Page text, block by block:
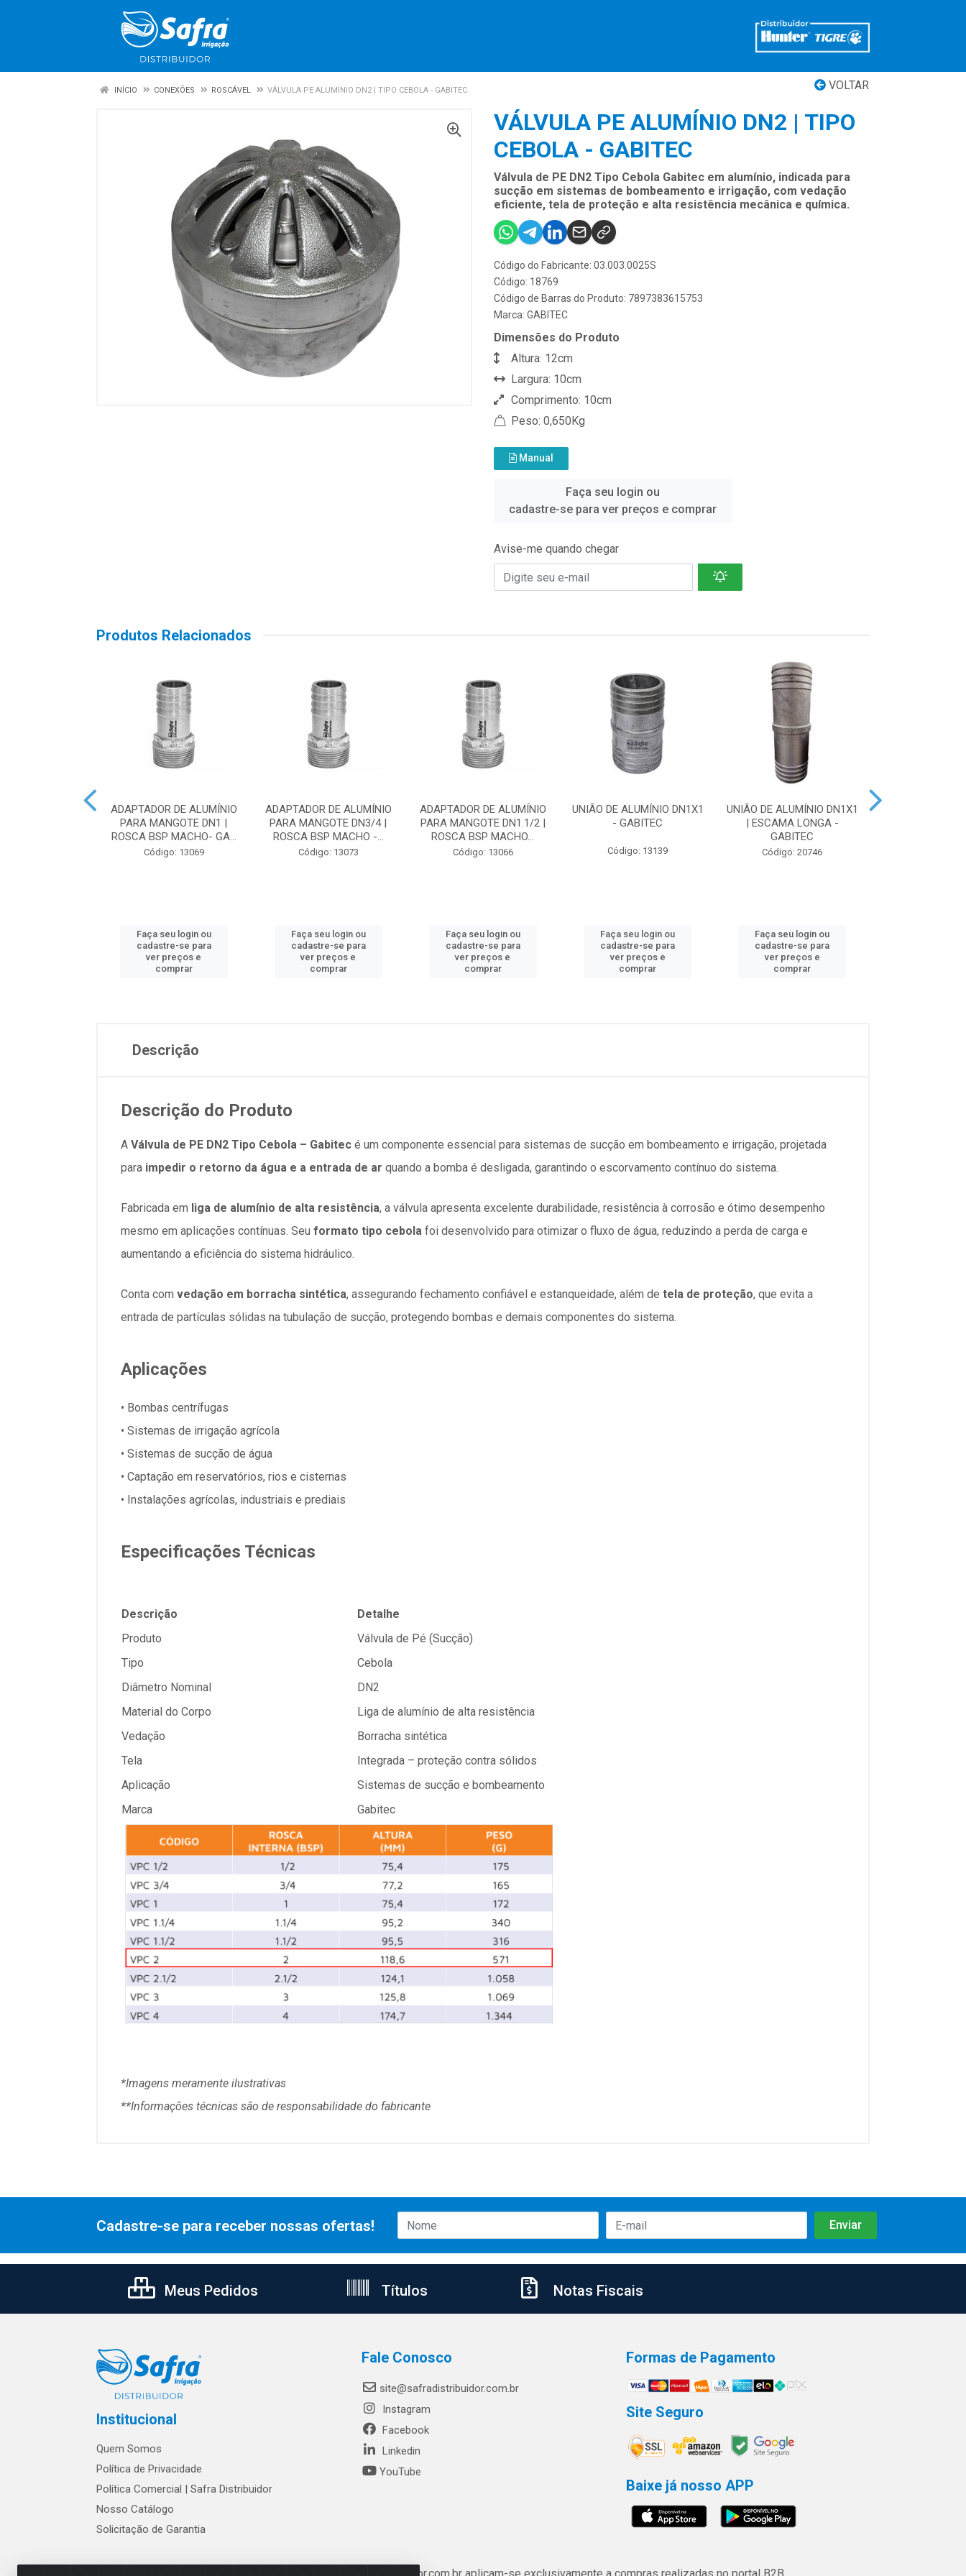
VOLTAR
INÍCIO CONEXÕES ROSCÁVEL VÁLVULA PE ALUMÍNIO DN2 | TIPO CEBOLA - GABITEC
VÁLVULA PE ALUMÍNIO DN2 | TIPO
CEBOLA - GABITEC
Válvula de PE DN2 Tipo Cebola Gabitec em alumínio, indicada para
sucção em sistemas de bombeamento e irrigação, com vedação
eficiente, tela de proteção e alta resistência mecânica e química.
Código do Fabricante: 03.003.0025S
Código: 18769
Código de Barras do Produto: 7897383615753
Marca: GABITEC
Dimensões do Produto
Altura: 12cm
Largura: 10cm
Comprimento: 10cm
Peso: 0,650Kg
Manual
Faça seu login ou
cadastre-se para ver preços e comprar
Avise-me quando chegar
Produtos Relacionados
ADAPTADOR DE ALUMÍNIO
PARA MANGOTE DN1 |
ROSCA BSP MACHO- GA...
Código: 13069
Faça seu login ou
cadastre-se para
ver preços e
comprar
ADAPTADOR DE ALUMÍNIO
PARA MANGOTE DN3/4 |
ROSCA BSP MACHO -...
Código: 13073
Faça seu login ou
cadastre-se para
ver preços e
comprar
ADAPTADOR DE ALUMÍNIO
PARA MANGOTE DN1.1/2 |
ROSCA BSP MACHO...
Código: 13066
Faça seu login ou
cadastre-se para
ver preços e
comprar
UNIÃO DE ALUMÍNIO DN1X1
- GABITEC
Código: 13139
Faça seu login ou
cadastre-se para
ver preços e
comprar
UNIÃO DE ALUMÍNIO DN1X1
| ESCAMA LONGA -
GABITEC
Código: 20746
Faça seu login ou
cadastre-se para
ver preços e
comprar
Descrição
Descrição do Produto
A Válvula de PE DN2 Tipo Cebola – Gabitec é um componente essencial para sistemas de sucção em bombeamento e irrigação, projetada
para impedir o retorno da água e a entrada de ar quando a bomba é desligada, garantindo o escorvamento contínuo do sistema.
Fabricada em liga de alumínio de alta resistência, a válvula apresenta excelente durabilidade, resistência à corrosão e ótimo desempenho
mesmo em aplicações contínuas. Seu formato tipo cebola foi desenvolvido para otimizar o fluxo de água, reduzindo a perda de carga e
aumentando a eficiência do sistema hidráulico.
Conta com vedação em borracha sintética, assegurando fechamento confiável e estanqueidade, além de tela de proteção, que evita a
entrada de partículas sólidas na tubulação de sucção, protegendo bombas e demais componentes do sistema.
Aplicações
• Bombas centrífugas
• Sistemas de irrigação agrícola
• Sistemas de sucção de água
• Captação em reservatórios, rios e cisternas
• Instalações agrícolas, industriais e prediais
Especificações Técnicas
Descrição
Detalhe
Produto
Válvula de Pé (Sucção)
Tipo
Cebola
Diâmetro Nominal
DN2
Material do Corpo
Liga de alumínio de alta resistência
Vedação
Borracha sintética
Tela
Integrada – proteção contra sólidos
Aplicação
Sistemas de sucção e bombeamento
Marca
Gabitec
*Imagens meramente ilustrativas
**Informações técnicas são de responsabilidade do fabricante
Cadastre-se para receber nossas ofertas!
Meus Pedidos Títulos Notas Fiscais
Institucional
Quem Somos
Política de Privacidade
Política Comercial | Safra Distribuidor
Nosso Catálogo
Solicitação de Garantia
Fale Conosco
site@safradistribuidor.com.br
Instagram
Facebook
Linkedin
YouTube
Formas de Pagamento
Site Seguro
Baixe já nosso APP